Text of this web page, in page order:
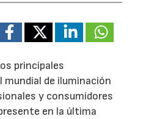
principales
mundial de iluminación
y consumidores
en la última